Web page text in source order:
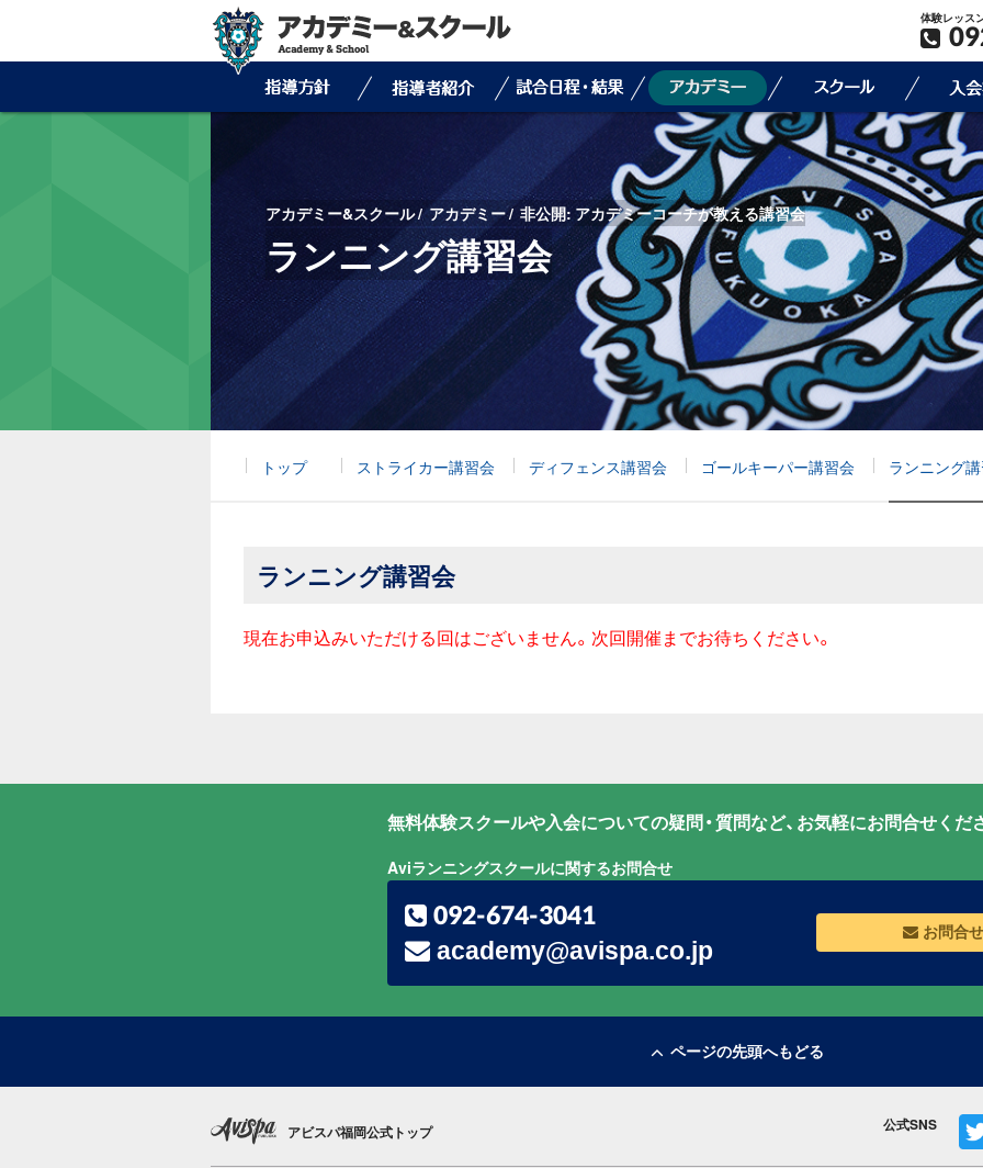
アカデミー&スクール アカデミー 非公開: アカデミーコーチが教える講習会
ランニング講習会
体験レッス
トップ ストライカー講習会 ディフェンス講習会 ゴールキーパー講習会 ランニング
ランニング講習会
現在お申込みいただける回はございません。次回開催までお待ちください。
無料体験スクールや入会についての疑問・質問など、お気軽にお問合せくだ
Aviランニングスクールに関するお問合せ
092-674-3041
academy@avispa.co.jp
お問合せ
ページの先頭へもどる
アビスパ福岡公式トップ 公式SNS